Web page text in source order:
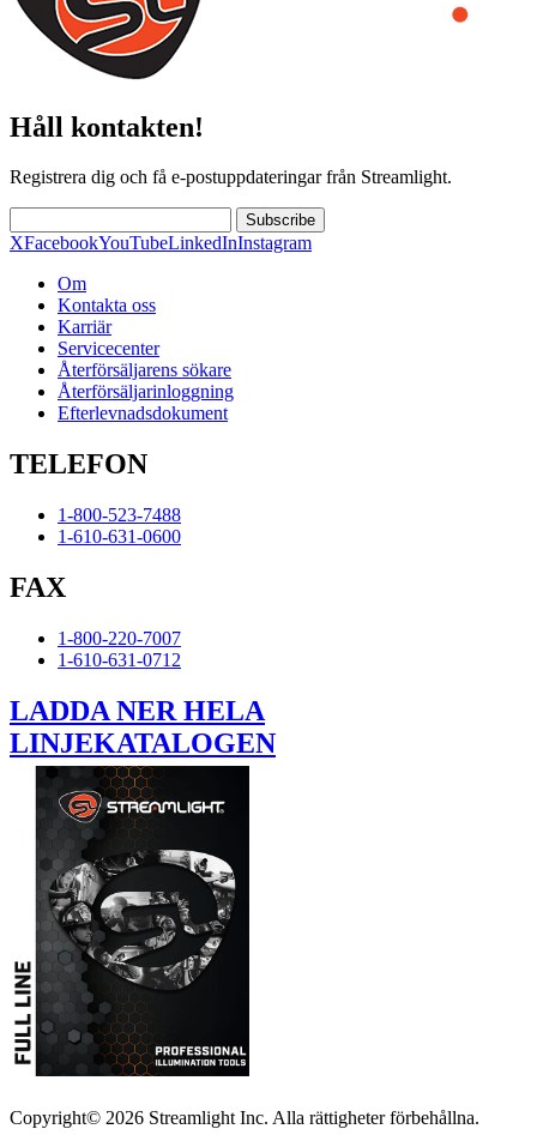
Håll kontakten!
Registrera dig och få e-postuppdateringar från Streamlight.
Subscribe
XFacebookYouTubeLinkedInInstagram
Om
Kontakta oss
Karriär
Servicecenter
Återförsäljarens sökare
Återförsäljarinloggning
Efterlevnadsdokument
TELEFON
1-800-523-7488
1-610-631-0600
FAX
1-800-220-7007
1-610-631-0712
LADDA NER HELA
LINJEKATALOGEN
Copyright© 2026 Streamlight Inc. Alla rättigheter förbehållna.